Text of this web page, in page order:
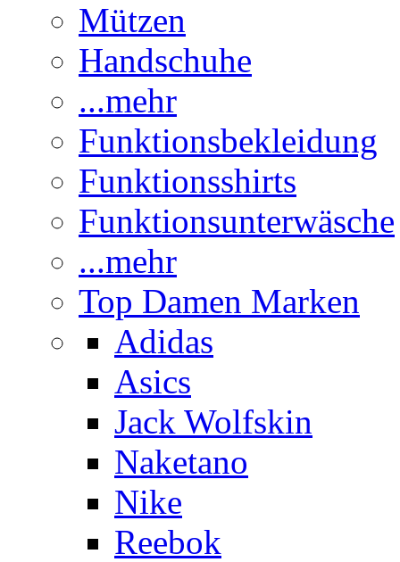
Mützen
Handschuhe
...mehr
Funktionsbekleidung
Funktionsshirts
Funktionsunterwäsche
...mehr
Top Damen Marken
Adidas
Asics
Jack Wolfskin
Naketano
Nike
Reebok